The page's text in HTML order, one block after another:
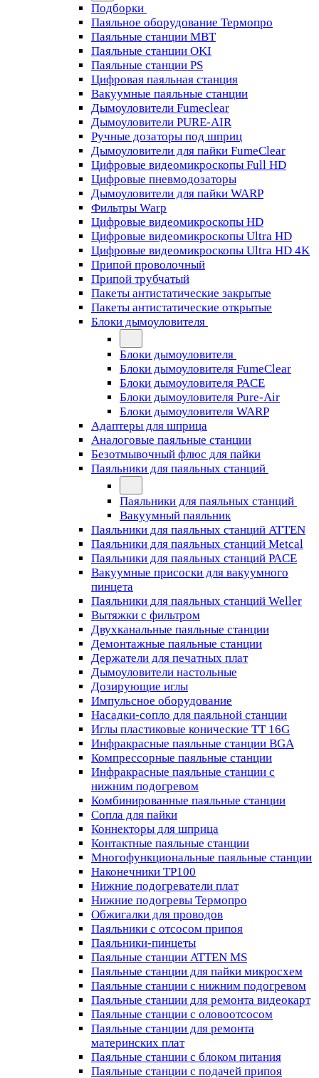
Подборки
Паяльное оборудование Термопро
Паяльные станции MBT
Паяльные станции OKI
Паяльные станции PS
Цифровая паяльная станция
Вакуумные паяльные станции
Дымоуловители Fumeclear
Дымоуловители PURE-AIR
Ручные дозаторы под шприц
Дымоуловители для пайки FumeClear
Цифровые видеомикроскопы Full HD
Цифровые пневмодозаторы
Дымоуловители для пайки WARP
Фильтры Warp
Цифровые видеомикроскопы HD
Цифровые видеомикроскопы Ultra HD
Цифровые видеомикроскопы Ultra HD 4K
Припой проволочный
Припой трубчатый
Пакеты антистатические закрытые
Пакеты антистатические открытые
Блоки дымоуловителя
Блоки дымоуловителя
Блоки дымоуловителя FumeClear
Блоки дымоуловителя PACE
Блоки дымоуловителя Pure-Air
Блоки дымоуловителя WARP
Адаптеры для шприца
Аналоговые паяльные станции
Безотмывочный флюс для пайки
Паяльники для паяльных станций
Паяльники для паяльных станций
Вакуумный паяльник
Паяльники для паяльных станций ATTEN
Паяльники для паяльных станций Metcal
Паяльники для паяльных станций PACE
Вакуумные присоски для вакуумного
пинцета
Паяльники для паяльных станций Weller
Вытяжки с фильтром
Двухканальные паяльные станции
Демонтажные паяльные станции
Держатели для печатных плат
Дымоуловители настольные
Дозирующие иглы
Импульсное оборудование
Насадки-сопло для паяльной станции
Иглы пластиковые конические TT 16G
Инфракрасные паяльные станции BGA
Компрессорные паяльные станции
Инфракрасные паяльные станции с
нижним подогревом
Комбинированные паяльные станции
Сопла для пайки
Коннекторы для шприца
Контактные паяльные станции
Многофункциональные паяльные станции
Наконечники TP100
Нижние подогреватели плат
Нижние подогревы Термопро
Обжигалки для проводов
Паяльники с отсосом припоя
Паяльники-пинцеты
Паяльные станции ATTEN MS
Паяльные станции для пайки микросхем
Паяльные станции с нижним подогревом
Паяльные станции для ремонта видеокарт
Паяльные станции с оловоотсосом
Паяльные станции для ремонта
материнских плат
Паяльные станции с блоком питания
Паяльные станции с подачей припоя